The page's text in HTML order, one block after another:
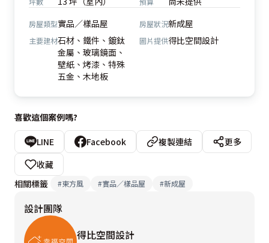
房屋類型實品／樣品屋 房屋狀況新成屋
主要建材石材、鐵件、鍍鈦
金屬、玻璃鏡面、
壁紙、烤漆、特殊
五金、木地板
圖片提供得比空間設計
喜歡這個案例嗎?
LINE Facebook 複製連結
更多
收藏
相關標籤
#東方風 #實品／樣品屋 #新成屋
設計團隊
得比空間設計